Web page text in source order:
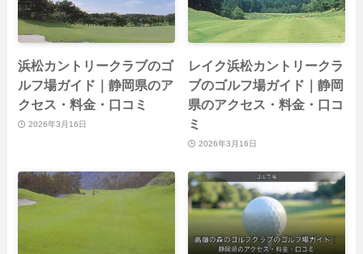
浜松カントリークラブのゴ
ルフ場ガイド｜静岡県のア
クセス・料金・口コミ
2026年3月16日
レイク浜松カントリークラ
ブのゴルフ場ガイド｜静岡
県のアクセス・料金・口コ
ミ
2026年3月16日